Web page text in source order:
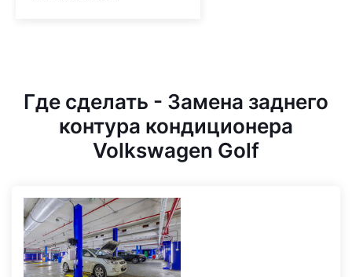
Где сделать - Замена заднего
контура кондиционера
Volkswagen Golf